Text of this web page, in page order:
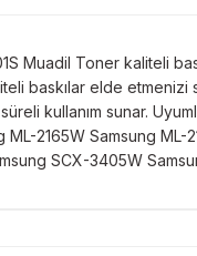
Muadil Toner kaliteli
baskılar elde etmenizi
kullanım sunar.
ML-2165W Samsung
SCX-3405W